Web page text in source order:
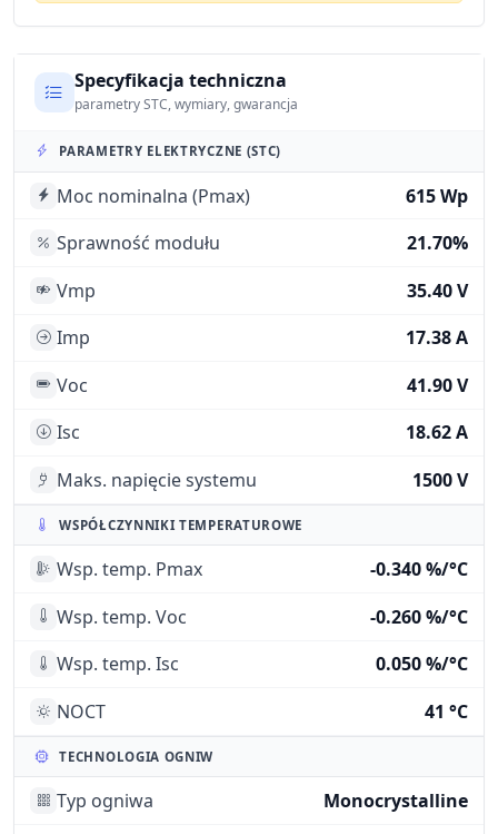
Specyfikacja techniczna
parametry STC, wymiary, gwarancja
PARAMETRY ELEKTRYCZNE (STC)
Moc nominalna (Pmax)
615 Wp
Sprawność modułu
21.70%
Vmp
35.40 V
Imp
17.38 A
Voc
41.90 V
Isc
18.62 A
Maks. napięcie systemu
1500 V
WSPÓŁCZYNNIKI TEMPERATUROWE
Wsp. temp. Pmax
-0.340 %/°C
Wsp. temp. Voc
-0.260 %/°C
Wsp. temp. Isc
0.050 %/°C
NOCT
41 °C
TECHNOLOGIA OGNIW
Typ ogniwa
Monocrystalline